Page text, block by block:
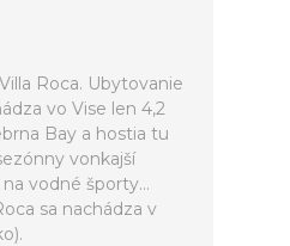
Roca. Ubytovanie
vo Vise len 4,2
Bay a hostia tu
vonkajší
vodné športy...
sa nachádza v